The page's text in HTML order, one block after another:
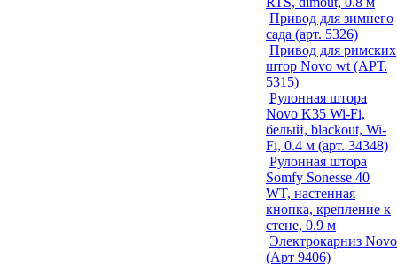
Привод для зимнего
сада (арт. 5326)
Привод для римских
штор Novo wt (АРТ.
5315)
Рулонная штора
Novo K35 Wi-Fi,
белый, blackout, Wi-
Fi, 0.4 м (арт. 34348)
Рулонная штора
Somfy Sonesse 40
WT, настенная
кнопка, крепление к
стене, 0.9 м
Электрокарниз Novo
(Арт 9406)